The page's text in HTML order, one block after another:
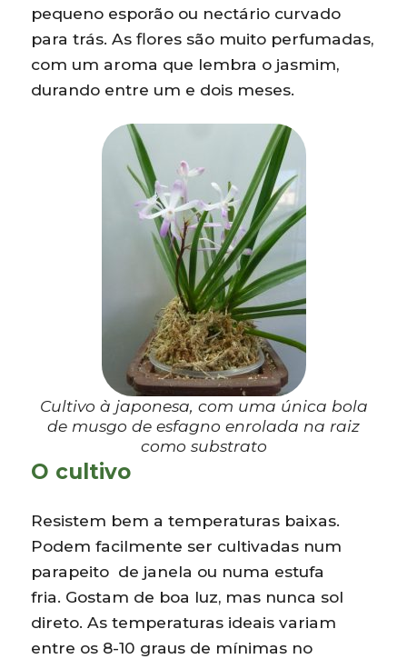
pequeno esporão ou nectário curvado
para trás. As flores são muito perfumadas,
com um aroma que lembra o jasmim,
durando entre um e dois meses.
Cultivo à japonesa, com uma única bola
de musgo de esfagno enrolada na raiz
como substrato
O cultivo
Resistem bem a temperaturas baixas.
Podem facilmente ser cultivadas num
parapeito de janela ou numa estufa
fria. Gostam de boa luz, mas nunca sol
direto. As temperaturas ideais variam
entre os 8-10 graus de mínimas no